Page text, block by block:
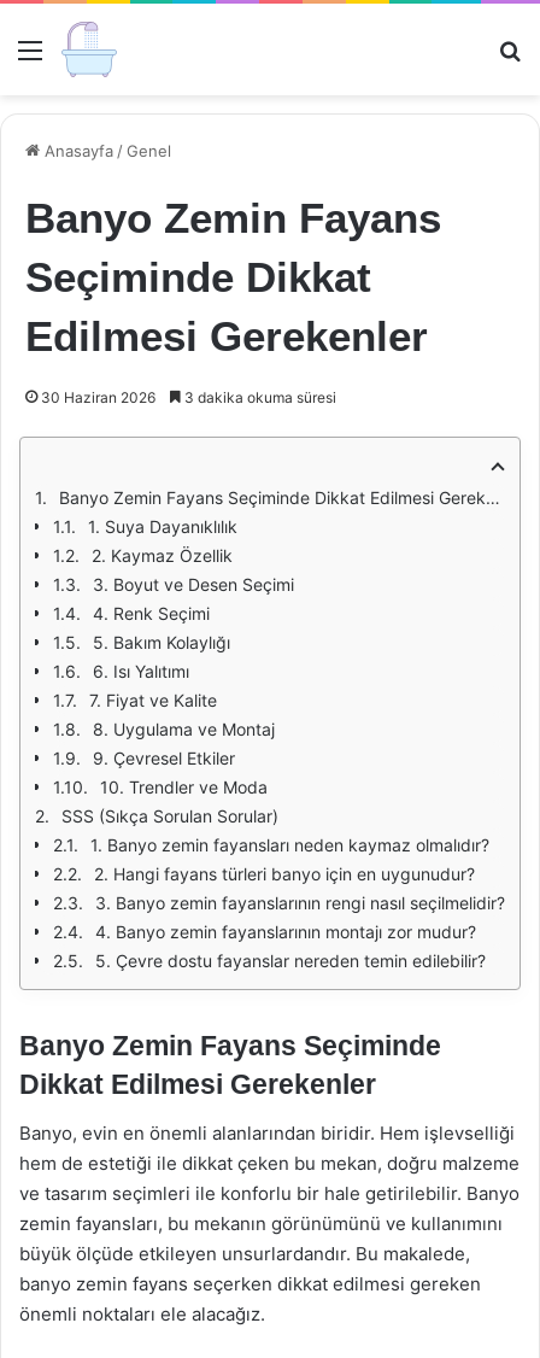
Menü
Anasayfa /Genel
Banyo Zemin Fayans
Seçiminde Dikkat
Edilmesi Gerekenler
30 Haziran 2026 3 dakika okuma süresi
Banyo Zemin Fayans Seçiminde Dikkat Edilmesi Gerekenler
1. Suya Dayanıklılık
2. Kaymaz Özellik
3. Boyut ve Desen Seçimi
4. Renk Seçimi
5. Bakım Kolaylığı
6. Isı Yalıtımı
7. Fiyat ve Kalite
8. Uygulama ve Montaj
9. Çevresel Etkiler
10. Trendler ve Moda
SSS (Sıkça Sorulan Sorular)
1. Banyo zemin fayansları neden kaymaz olmalıdır?
2. Hangi fayans türleri banyo için en uygunudur?
3. Banyo zemin fayanslarının rengi nasıl seçilmelidir?
4. Banyo zemin fayanslarının montajı zor mudur?
5. Çevre dostu fayanslar nereden temin edilebilir?
Banyo Zemin Fayans Seçiminde
Dikkat Edilmesi Gerekenler
Banyo, evin en önemli alanlarından biridir. Hem işlevselliği
hem de estetiği ile dikkat çeken bu mekan, doğru malzeme
ve tasarım seçimleri ile konforlu bir hale getirilebilir. Banyo
zemin fayansları, bu mekanın görünümünü ve kullanımını
büyük ölçüde etkileyen unsurlardandır. Bu makalede,
banyo zemin fayans seçerken dikkat edilmesi gereken
önemli noktaları ele alacağız.